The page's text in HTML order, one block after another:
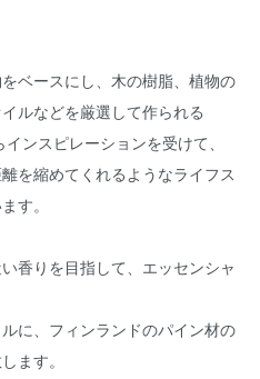
ベースにし、木の樹脂、植物の
ルなどを厳選して作られる
ンスピレーションを受けて、
を縮めてくれるようなライフス
す。
香りを目指して、エッセンシャ
に、フィンランドのパイン材の
ます。